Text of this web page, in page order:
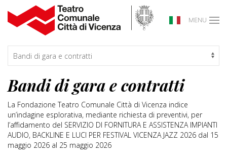
MENU
Bandi di gara e contratti
La Fondazione Teatro Comunale Città di Vicenza indice
un’indagine esplorativa, mediante richiesta di preventivi, per
l’affidamento del SERVIZIO DI FORNITURA E ASSISTENZA IMPIANTI
AUDIO, BACKLINE E LUCI PER FESTIVAL VICENZA JAZZ 2026 dal 15
maggio 2026 al 25 maggio 2026